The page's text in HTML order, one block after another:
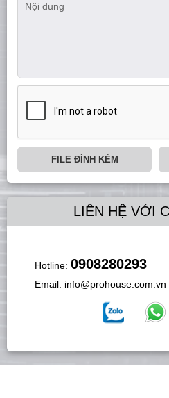
FILE ĐÍNH KÈM
LIÊN HỆ VỚI
Hotline: 0908280293
Email: info@prohouse.com.vn